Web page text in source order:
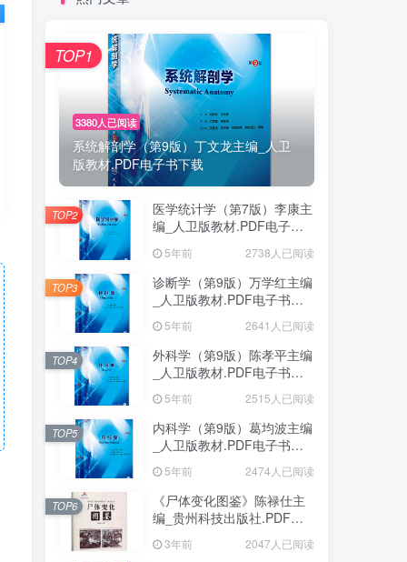
3380人已阅读
系统解剖学（第9版）丁文龙主编_人卫
版教材.PDF电子书下载
TOP1
医学统计学（第7版）李康主
编_人卫版教材.PDF电子书
5年前 2738人已阅读
TOP2
诊断学（第9版）万学红主编
_人卫版教材.PDF电子书下
5年前 2641人已阅读
TOP3
外科学（第9版）陈孝平主编
_人卫版教材.PDF电子书下
5年前 2515人已阅读
TOP4
内科学（第9版）葛均波主编
_人卫版教材.PDF电子书下
5年前 2474人已阅读
TOP5
《尸体变化图鉴》陈禄仕主
编_贵州科技出版社.PDF电
3年前 2047人已阅读
TOP6